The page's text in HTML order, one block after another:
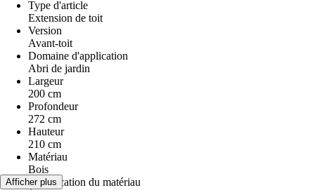
Type d'article
Extension de toit
Version
Avant-toit
Domaine d'application
Abri de jardin
Largeur
200 cm
Profondeur
272 cm
Hauteur
210 cm
Matériau
Bois
Spécification du matériau
Afficher plus